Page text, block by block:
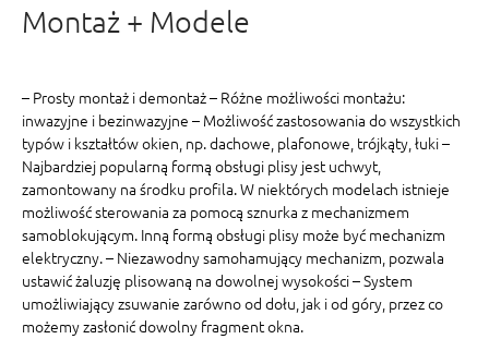
Montaż + Modele
– Prosty montaż i demontaż – Różne możliwości montażu:
inwazyjne i bezinwazyjne – Możliwość zastosowania do wszystkich
typów i kształtów okien, np. dachowe, plafonowe, trójkąty, łuki –
Najbardziej popularną formą obsługi plisy jest uchwyt,
zamontowany na środku profila. W niektórych modelach istnieje
możliwość sterowania za pomocą sznurka z mechanizmem
samoblokującym. Inną formą obsługi plisy może być mechanizm
elektryczny. – Niezawodny samohamujący mechanizm, pozwala
ustawić żaluzję plisowaną na dowolnej wysokości – System
umożliwiający zsuwanie zarówno od dołu, jak i od góry, przez co
możemy zasłonić dowolny fragment okna.